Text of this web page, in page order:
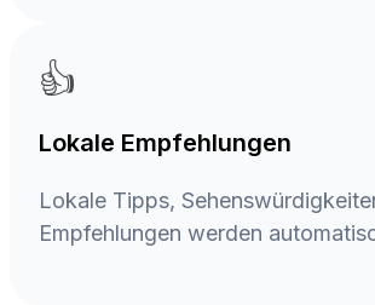
👍
Lokale Empfehlungen
Lokale Tipps,
Empfehlungen werden